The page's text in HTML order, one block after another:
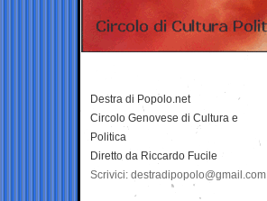
Destra di Popolo.net
Circolo Genovese di Cultura e
Politica
Diretto da Riccardo Fucile
Scrivici: destradipopolo@gmail.com